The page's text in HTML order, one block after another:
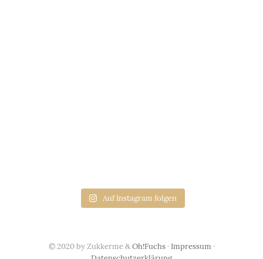
Auf Instagram folgen
© 2020 by Zukkerme &Oh!Fuchs· Impressum ·